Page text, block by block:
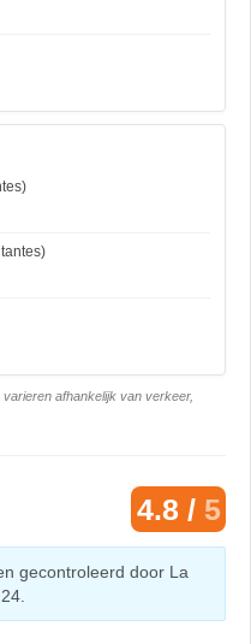
afhankelijk van verkeer,
4.8 / 5
gecontroleerd door La